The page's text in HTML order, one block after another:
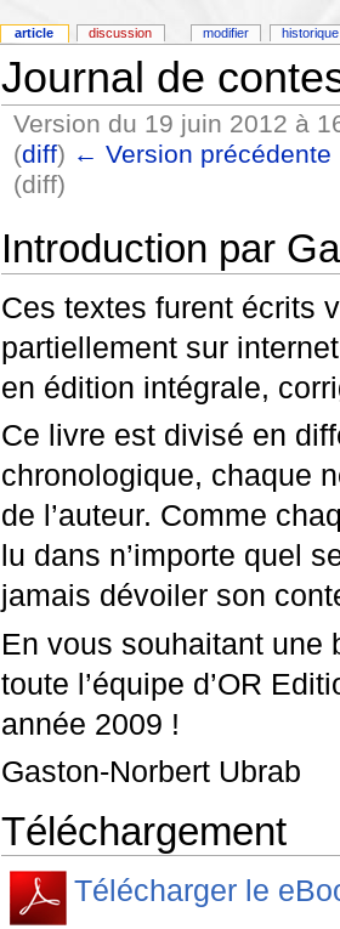
Journal de
Version du 19 juin 2012 à
(diff) ← Version précédente
(diff)
Introduction par
Ces textes furent écrits
partiellement sur
en édition intégrale,
Ce livre est divisé en
chronologique, chaque
de l’auteur. Comme
lu dans n’importe quel
jamais dévoiler son
En vous souhaitant une
toute l’équipe d’OR
année 2009 !
Gaston-Norbert Ubrab
Téléchargement
Télécharger le
article discussion modifier historique